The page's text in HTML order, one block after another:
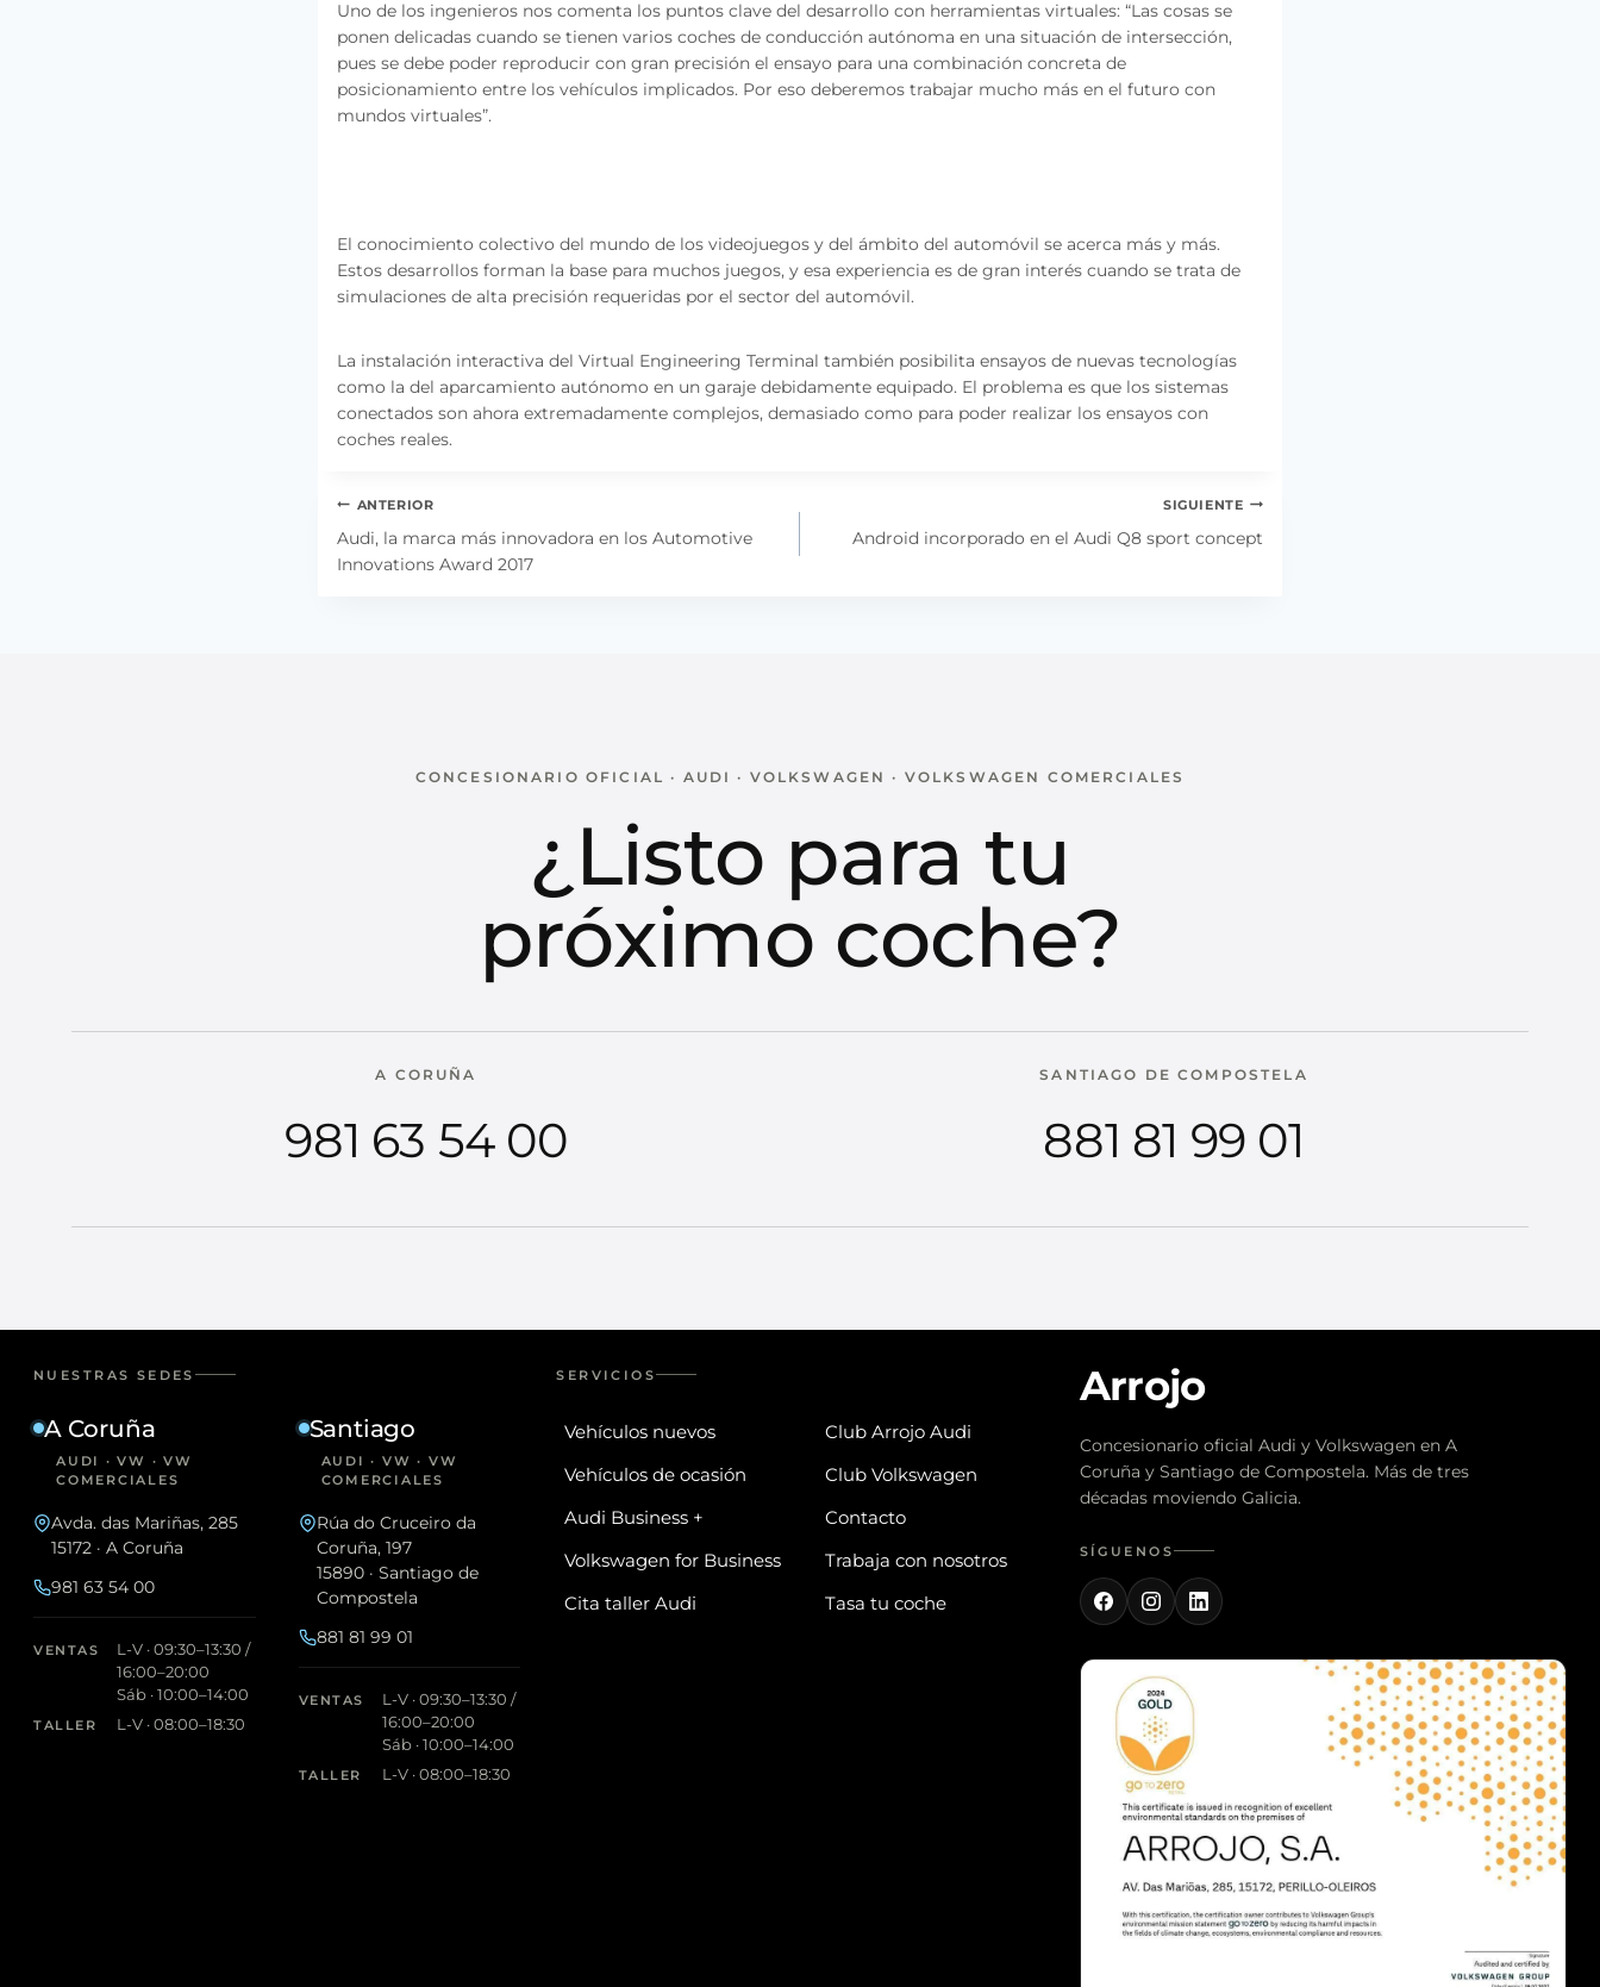
Uno de los ingenieros nos comenta los puntos clave del desarrollo con herramientas virtuales: “Las cosas se
ponen delicadas cuando se tienen varios coches de conducción autónoma en una situación de intersección,
pues se debe poder reproducir con gran precisión el ensayo para una combinación concreta de
posicionamiento entre los vehículos implicados. Por eso deberemos trabajar mucho más en el futuro con
mundos virtuales”.
El conocimiento colectivo del mundo de los videojuegos y del ámbito del automóvil se acerca más y más.
Estos desarrollos forman la base para muchos juegos, y esa experiencia es de gran interés cuando se trata de
simulaciones de alta precisión requeridas por el sector del automóvil.
La instalación interactiva del Virtual Engineering Terminal también posibilita ensayos de nuevas tecnologías
como la del aparcamiento autónomo en un garaje debidamente equipado. El problema es que los sistemas
conectados son ahora extremadamente complejos, demasiado como para poder realizar los ensayos con
coches reales.
Navegación
de
entradas
ANTERIOR
Audi, la marca más innovadora en los Automotive
Innovations Award 2017
SIGUIENTE
Android incorporado en el Audi Q8 sport concept
CONCESIONARIO OFICIAL · AUDI · VOLKSWAGEN · VOLKSWAGEN COMERCIALES
¿Listo para tu
próximo coche?
A CORUÑA
981 63 54 00
SANTIAGO DE COMPOSTELA
881 81 99 01
NUESTRAS SEDES
A Coruña
AUDI · VW · VW
COMERCIALES
Avda. das Mariñas, 285
15172 · A Coruña
981 63 54 00
VENTAS
L-V · 09:30–13:30 /
16:00–20:00
Sáb · 10:00–14:00
TALLER L-V · 08:00–18:30
Santiago
AUDI · VW · VW
COMERCIALES
Rúa do Cruceiro da
Coruña, 197
15890 · Santiago de
Compostela
881 81 99 01
VENTAS
L-V · 09:30–13:30 /
16:00–20:00
Sáb · 10:00–14:00
TALLER L-V · 08:00–18:30
SERVICIOS
Vehículos nuevos
Vehículos de ocasión
Audi Business +
Volkswagen for Business
Cita taller Audi
Club Arrojo Audi
Club Volkswagen
Contacto
Trabaja con nosotros
Tasa tu coche
Arrojo
Concesionario oficial Audi y Volkswagen en A
Coruña y Santiago de Compostela. Más de tres
décadas moviendo Galicia.
SÍGUENOS